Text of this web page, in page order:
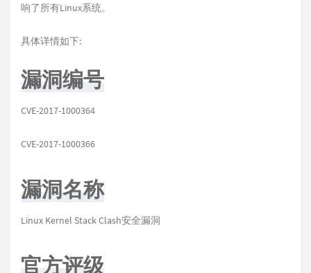
响了所有Linux系统。
具体详情如下:
漏洞编号
CVE-2017-1000364
CVE-2017-1000366
漏洞名称
Linux Kernel Stack Clash安全漏洞
官方评级